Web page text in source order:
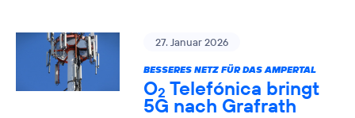
27. Januar 2026
BESSERES NETZ FÜR DAS AMPERTAL
O2 Telefónica bringt
5G nach Grafrath